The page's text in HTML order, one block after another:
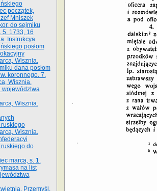
początek,
Mniszek
do sejmiku
5. 1733, 16
Instrukcya
posłom
Wisznia.
dana posłom
koronnego. 7.
Wisznia.
województwa
Wisznia.
Wisznia.
do
marca, s. 1.
na list
Przemyśl.